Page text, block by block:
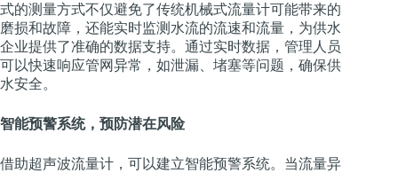
式的测量方式不仅避免了传统机械式流量计可能带来的
磨损和故障，还能实时监测水流的流速和流量，为供水
企业提供了准确的数据支持。通过实时数据，管理人员
可以快速响应管网异常，如泄漏、堵塞等问题，确保供
水安全。
智能预警系统，预防潜在风险
借助超声波流量计，可以建立智能预警系统。当流量异